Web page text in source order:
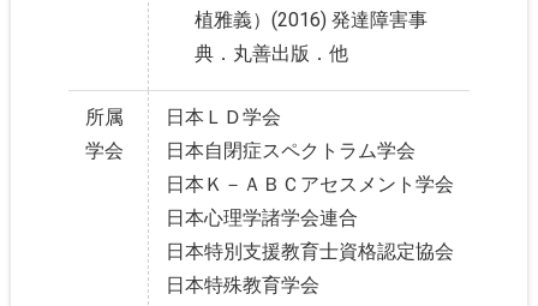
植雅義）(2016) 発達障害事
典．丸善出版．他
所属
学会
日本ＬＤ学会
日本自閉症スペクトラム学会
日本Ｋ－ＡＢＣアセスメント学会
日本心理学諸学会連合
日本特別支援教育士資格認定協会
日本特殊教育学会